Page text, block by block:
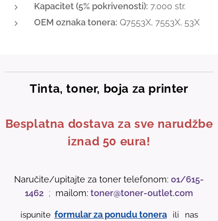
Kapacitet (5% pokrivenosti): 7.000 str.
OEM oznaka tonera: Q7553X, 7553X, 53X
Tinta, toner, boja za printer
Besplatna dostava za sve narudžbe
iznad 50 eura!
Naručite/upitajte za toner telefonom: 01/615-
1462 ; mailom: toner@toner-outlet.com
ispunite formular za ponudu tonera
ili nas